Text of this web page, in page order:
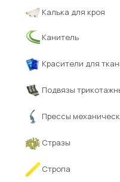
Калька для кроя
Канитель
Красители для
Подвязы
Прессы
Стразы
Стропа